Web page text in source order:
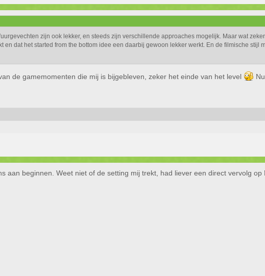
zijn ook lekker, en steeds zijn verschillende approaches mogelijk. Maar wat zeker
en dat het started from the bottom idee een daarbij gewoon lekker werkt. En de filmische stijl
de gamemomenten die mij is bijgebleven, zeker het einde van het level
aan beginnen. Weet niet of de setting mij trekt, had liever een direct vervolg